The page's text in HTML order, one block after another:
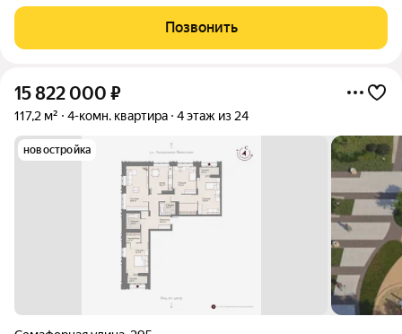
видом в Красноярске! Это предложение для тех, кто ищет не
просто квадратные метры,
Позвонить
15 822 000 ₽
117,2 м² 4-комн. квартира 4 этаж из 24
новостройка